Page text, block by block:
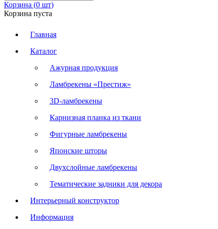
Корзина (0 шт)
Корзина пуста
Главная
Каталог
Ажурная продукция
Ламбрекены «Престиж»
3D-ламбрекены
Карнизная планка из ткани
Фигурные ламбрекены
Японские шторы
Двухслойные ламбрекены
Тематические задники для декора
Интерьерный конструктор
Информация